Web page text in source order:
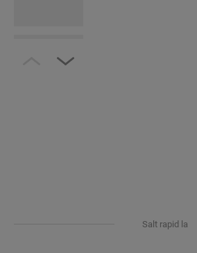
Salt rapid la